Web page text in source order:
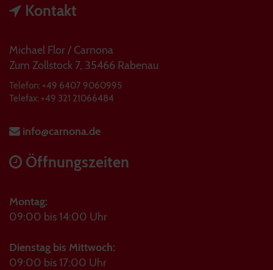
Kontakt
Michael Flor / Carnona
Zum Zollstock 7, 35466 Rabenau
Telefon: +49 6407 9060995
Telefax: +49 321 21066484
info@carnona.de
Öffnungszeiten
Montag:
09:00 bis 14:00 Uhr
Dienstag bis Mittwoch:
09:00 bis 17:00 Uhr